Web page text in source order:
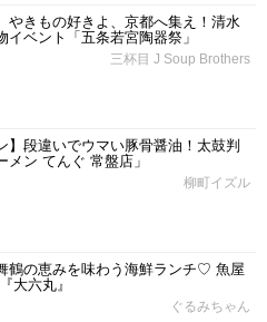
やきもの好きよ、京都へ集え！清水
イベント「五条若宮陶器祭」
三杯目 J Soup Brothers
】段違いでウマい豚骨醤油！太鼓判
メン てんぐ 常盤店」
柳町イズル
鶴の恵みを味わう海鮮ランチ♡ 魚屋
大六丸』
ぐるみちゃん